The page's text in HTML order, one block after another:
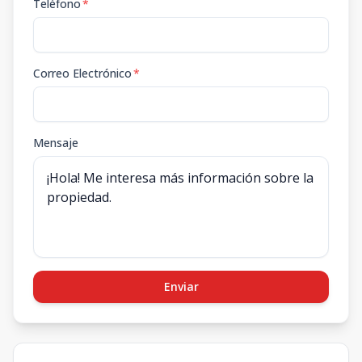
Teléfono*
Correo Electrónico*
Mensaje
Enviar